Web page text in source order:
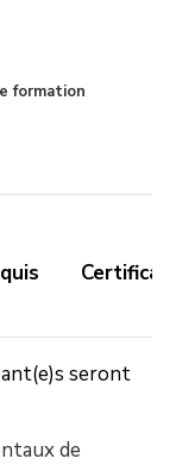
formation
seront
de